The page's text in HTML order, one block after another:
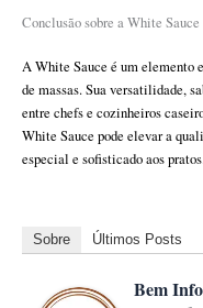
Conclusão sobre a White Sauce
A White Sauce é um elemento
de massas. Sua versatilidade,
entre chefs e cozinheiros
White Sauce pode elevar a
especial e sofisticado aos
Sobre Últimos Posts
Bem